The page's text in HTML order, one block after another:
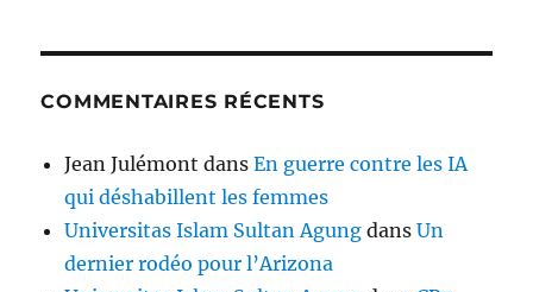
COMMENTAIRES RÉCENTS
Jean Julémont dansEn guerre contre les IA
qui déshabillent les femmes
Universitas Islam Sultan Agung dansUn
dernier rodéo pour l’Arizona